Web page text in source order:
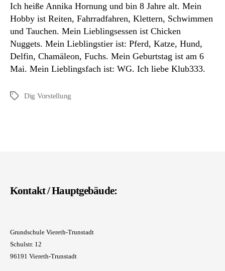
Ich heiße Annika Hornung und bin 8 Jahre alt. Mein
Hobby ist Reiten, Fahrradfahren, Klettern, Schwimmen
und Tauchen. Mein Lieblingsessen ist Chicken
Nuggets. Mein Lieblingstier ist: Pferd, Katze, Hund,
Delfin, Chamäleon, Fuchs. Mein Geburtstag ist am 6
Mai. Mein Lieblingsfach ist: WG. Ich liebe Klub333.
Schlagwörter
Dig Vorstellung
Kontakt / Hauptgebäude:
Grundschule Viereth-Trunstadt
Schulstr. 12
96191 Viereth-Trunstadt